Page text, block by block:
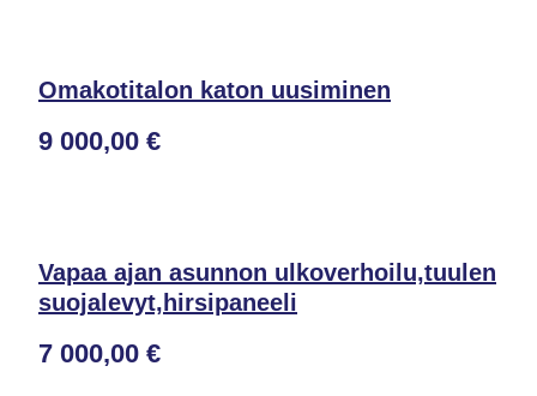
Omakotitalon katon uusiminen
9 000,00 €
Vapaa ajan asunnon ulkoverhoilu,tuulen
suojalevyt,hirsipaneeli
7 000,00 €